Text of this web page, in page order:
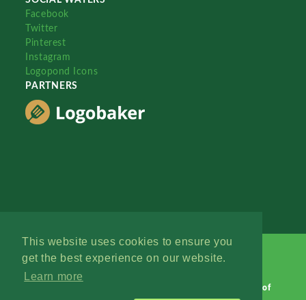
This website uses cookies to ensure you
get the best experience on our website.
Learn more
Facebook
Twitter
Pinterest
Instagram
Logopond Icons
PARTNERS
Terms of